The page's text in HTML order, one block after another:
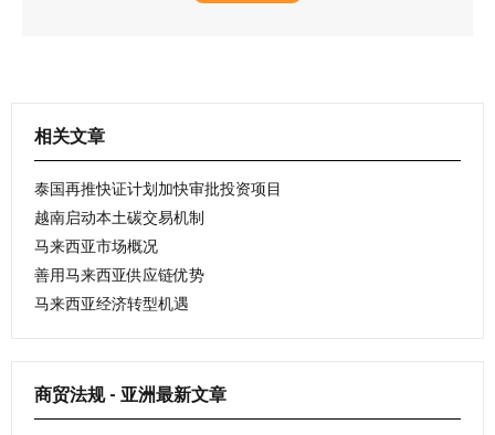
相关文章
泰国再推快证计划加快审批投资项目
越南启动本土碳交易机制
马来西亚市场概况
善用马来西亚供应链优势
马来西亚经济转型机遇
商贸法规 - 亚洲最新文章